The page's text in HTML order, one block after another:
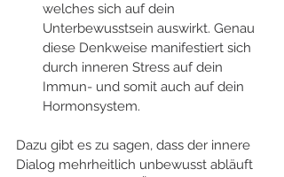
welches sich auf dein
Unterbewusstsein auswirkt. Genau
diese Denkweise manifestiert sich
durch inneren Stress auf dein
Immun- und somit auch auf dein
Hormonsystem.
Dazu gibt es zu sagen, dass der innere
Dialog mehrheitlich unbewusst abläuft